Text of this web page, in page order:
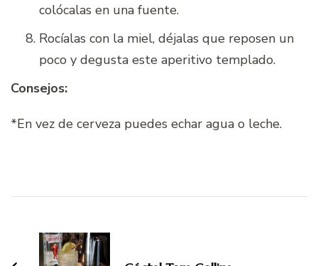
colócalas en una fuente.
Rocíalas con la miel, déjalas que reposen un
poco y degusta este aperitivo templado.
Consejos:
*En vez de cerveza puedes echar agua o leche.
entradas